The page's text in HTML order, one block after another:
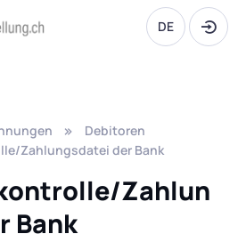
DE
Debitoren
Zahlungsdatei der Bank
Zahlun
Bank